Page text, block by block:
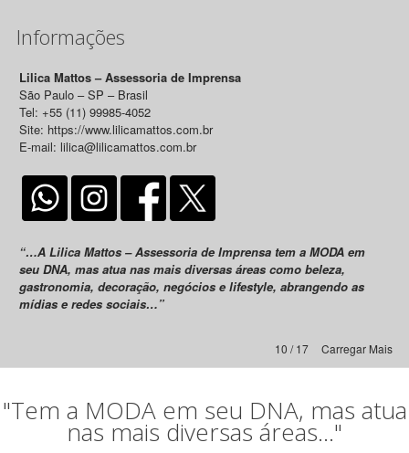
Informações
Lilica Mattos – Assessoria de Imprensa
São Paulo – SP – Brasil
Tel: +55 (11) 99985-4052
Site: https://www.lilicamattos.com.br
E-mail: lilica@lilicamattos.com.br
“…A Lilica Mattos – Assessoria de Imprensa tem a MODA em
seu DNA, mas atua nas mais diversas áreas como beleza,
gastronomia, decoração, negócios e lifestyle, abrangendo as
mídias e redes sociais…”
Carregar Mais
10 / 17
"Tem a MODA em seu DNA, mas atua
nas mais diversas áreas..."